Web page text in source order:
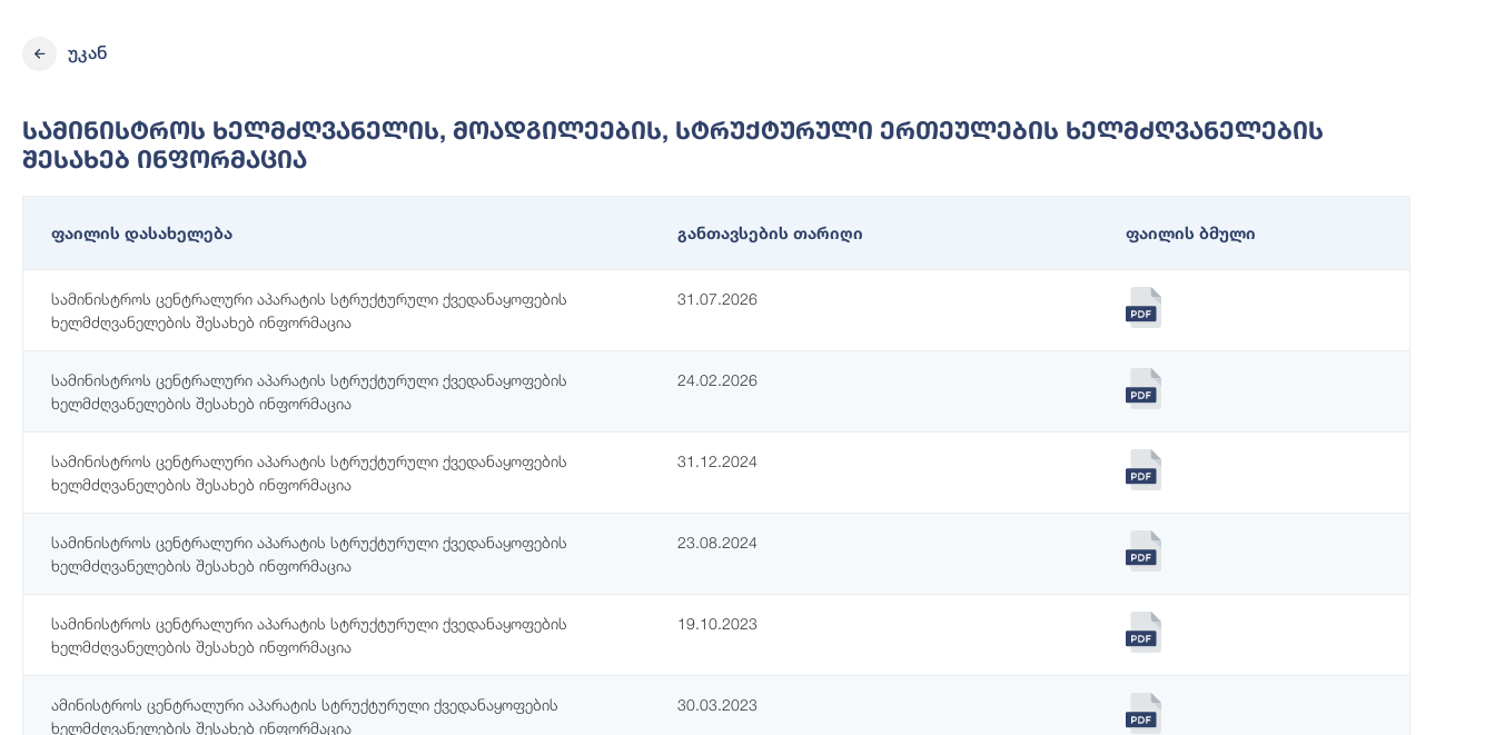
უკან
Სამინისტროს Ხელმძღვანელის, Მოადგილეების, Სტრუქტურული Ერთეულების Ხელმძღვანელების
Შესახებ Ინფორმაცია
ფაილის დასახელება განთავსების თარიღი ფაილის ბმული
სამინისტროს ცენტრალური აპარატის სტრუქტურული ქვედანაყოფების
ხელმძღვანელების შესახებ ინფორმაცია
31.07.2026
სამინისტროს ცენტრალური აპარატის სტრუქტურული ქვედანაყოფების
ხელმძღვანელების შესახებ ინფორმაცია
24.02.2026
სამინისტროს ცენტრალური აპარატის სტრუქტურული ქვედანაყოფების
ხელმძღვანელების შესახებ ინფორმაცია
31.12.2024
სამინისტროს ცენტრალური აპარატის სტრუქტურული ქვედანაყოფების
ხელმძღვანელების შესახებ ინფორმაცია
23.08.2024
სამინისტროს ცენტრალური აპარატის სტრუქტურული ქვედანაყოფების
ხელმძღვანელების შესახებ ინფორმაცია
19.10.2023
ამინისტროს ცენტრალური აპარატის სტრუქტურული ქვედანაყოფების
ხელმძღვანელების შესახებ ინფორმაცია
30.03.2023